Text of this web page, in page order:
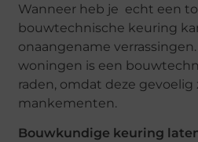
Wanneer heb je echt een
bouwtechnische keuring
onaangename
woningen is een
raden, omdat deze
mankementen.
Bouwkundige keuring